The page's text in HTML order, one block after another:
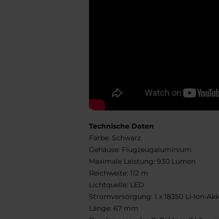
Technische Daten
Farbe: Schwarz
Gehäuse: Flugzeugaluminium
Maximale Leistung: 930 Lumen
Reichweite: 112 m
Lichtquelle: LED
Stromversorgung: 1 x 18350 Li-Ion-
Länge: 67 mm